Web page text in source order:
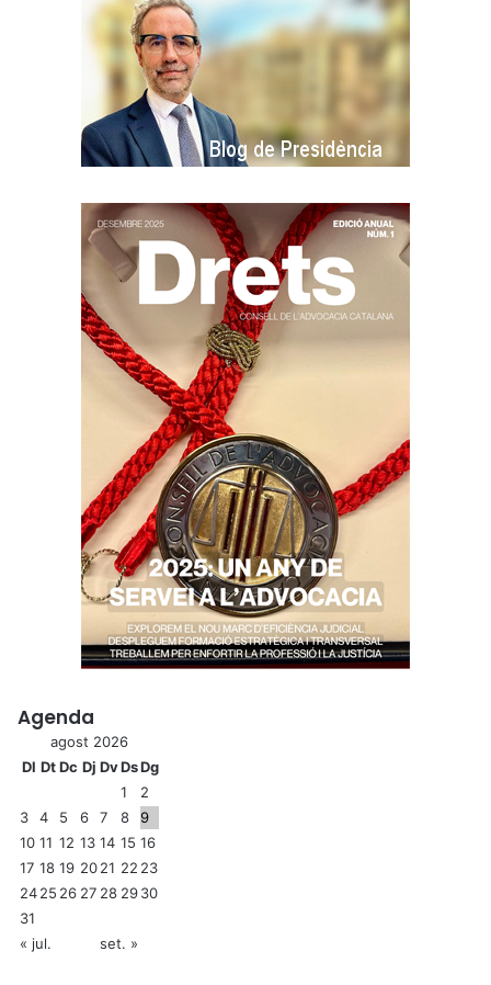
Agenda
agost 2026
Dl DtDc Dj DvDsDg
1
2
3
4 5 6 7 8
9
10 11 12 13 14 15 16
17 18 19 2021 22 23
2425 26 27 28 2930
31
« jul.
set. »